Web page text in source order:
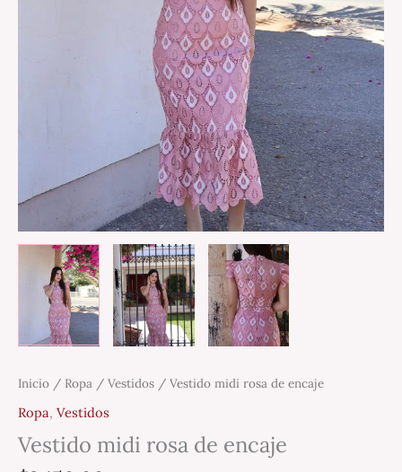
Inicio / Ropa / Vestidos / Vestido midi rosa de encaje
Ropa, Vestidos
Vestido midi rosa de encaje